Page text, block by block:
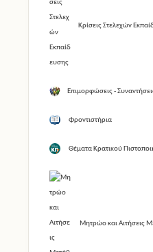
Κρίσεις Στελεχών
Επιμορφώσεις -
Φροντιστήρια
Θέματα Κρατικού
Μητρώο και Αιτήσεις